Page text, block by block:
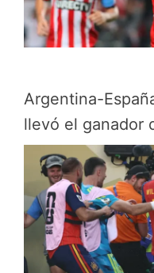
Argentina-
llevó el ganador